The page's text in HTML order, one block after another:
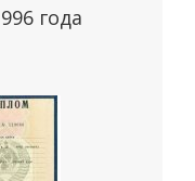
года